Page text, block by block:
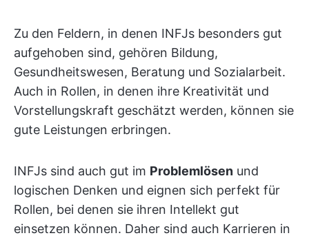
Zu den Feldern, in denen INFJs besonders gut
aufgehoben sind, gehören Bildung,
Gesundheitswesen, Beratung und Sozialarbeit.
Auch in Rollen, in denen ihre Kreativität und
Vorstellungskraft geschätzt werden, können sie
gute Leistungen erbringen.
INFJs sind auch gut im Problemlösen und
logischen Denken und eignen sich perfekt für
Rollen, bei denen sie ihren Intellekt gut
einsetzen können. Daher sind auch Karrieren in